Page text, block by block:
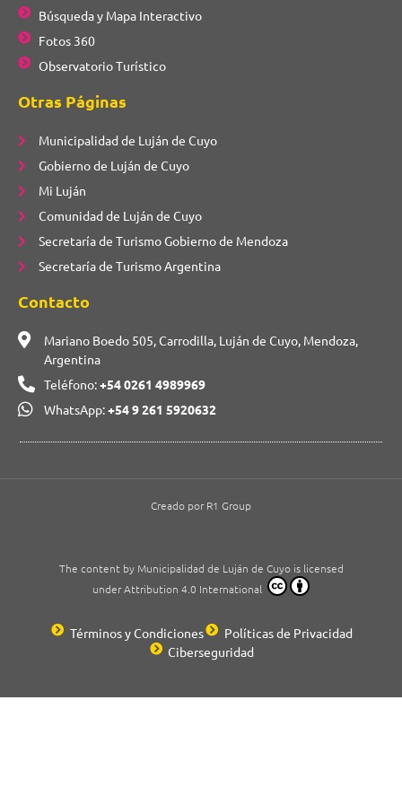
Búsqueda y Mapa Interactivo
Fotos 360
Observatorio Turístico
Otras Páginas
Municipalidad de Luján de Cuyo
Gobierno de Luján de Cuyo
Mi Luján
Comunidad de Luján de Cuyo
Secretaría de Turismo Gobierno de Mendoza
Secretaría de Turismo Argentina
Contacto
Mariano Boedo 505, Carrodilla, Luján de Cuyo, Mendoza,
Argentina
Teléfono:+54 0261 4989969
WhatsApp:+54 9 261 5920632
Términos y Condiciones
Políticas de Privacidad
Ciberseguridad
The content by Municipalidad de Luján de Cuyo is licensed
under Attribution 4.0 International
Creado por R1 Group